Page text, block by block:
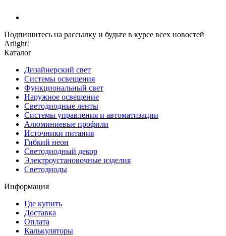
Подпишитесь на рассылку и будьте в курсе всех новостей
Arlight!
Каталог
Дизайнерский свет
Системы освещения
Функциональный свет
Наружное освещение
Светодиодные ленты
Системы управления и автоматизации
Алюминиевые профили
Источники питания
Гибкий неон
Светодиодный декор
Электроустановочные изделия
Светодиоды
Информация
Где купить
Доставка
Оплата
Калькуляторы